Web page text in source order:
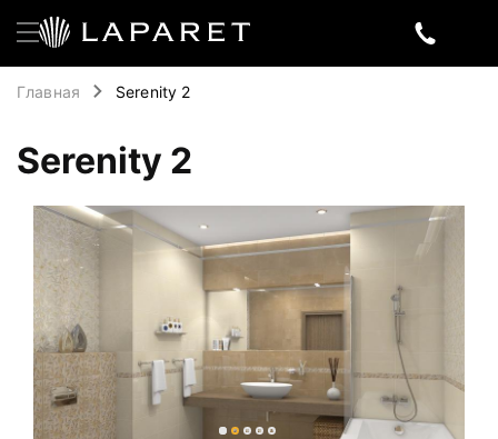
Главная Serenity 2
Serenity 2